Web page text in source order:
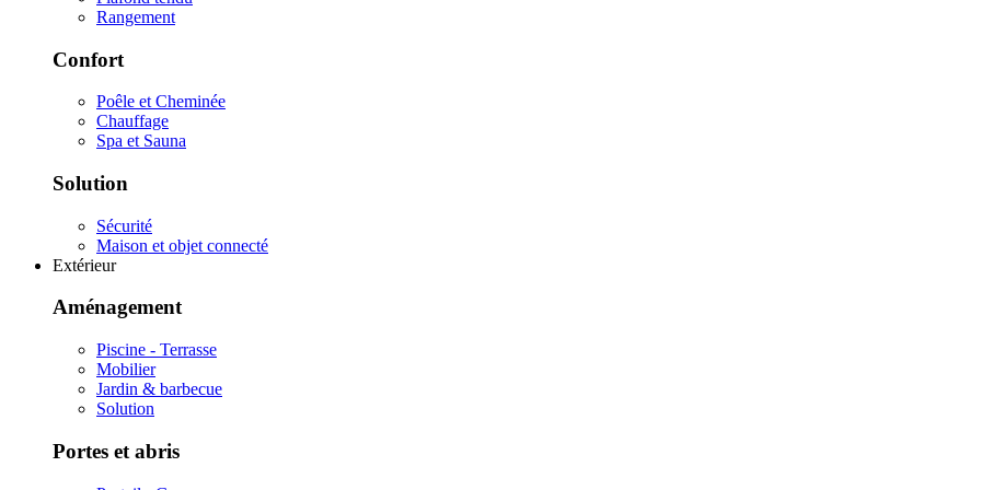
Rangement
Confort
Poêle et Cheminée
Chauffage
Spa et Sauna
Solution
Sécurité
Maison et objet connecté
Extérieur
Aménagement
Piscine - Terrasse
Mobilier
Jardin & barbecue
Solution
Portes et abris